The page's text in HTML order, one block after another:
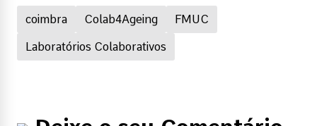
coimbra Colab4Ageing FMUC
Laboratórios Colaborativos